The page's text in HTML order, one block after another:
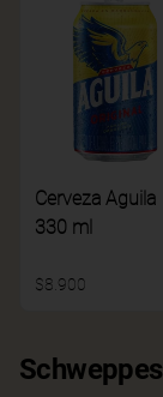
Cerveza Aguila
330 ml
$8.900
Schweppes